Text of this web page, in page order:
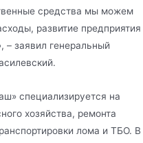
средства мы можем
развитие предприятия
– заявил генеральный
специализируется на
хозяйства, ремонта
лома и ТБО. В